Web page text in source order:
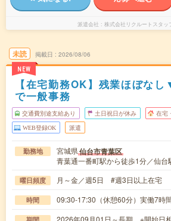
派遣会社 株式会社リクルートスタッ
未読
NEW
掲載日 2026/08/06
【在宅勤務OK】残業ほぼな
で一般事務
交通費別途支給あり 土日祝日が休み 在宅
WEB登録OK 派遣
勤務地 宮城県仙台市青葉区
青葉通一番町駅から徒歩1分／仙台
曜日頻度 月～金／週5日 #週3日以上在宅
時間 09:30-17:30（休憩60分）実働7時